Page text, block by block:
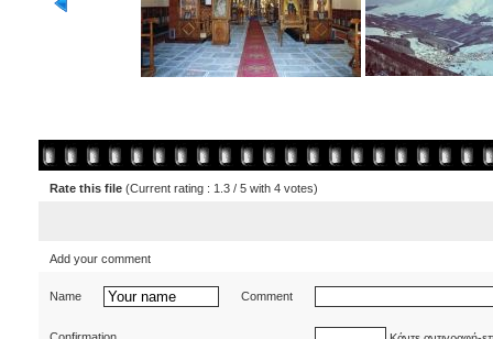
Rate this file (Current rating : 1.3 / 5 with 4 votes)
Add your comment
Name Comment